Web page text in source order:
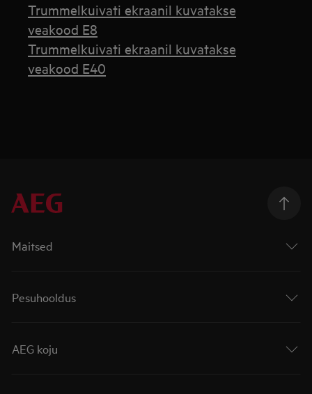
Trummelkuivati ekraanil kuvatakse
veakood E8
Trummelkuivati ekraanil kuvatakse
veakood E40
Maitsed
Pesuhooldus
AEG koju